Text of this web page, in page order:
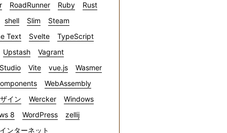
RoadRunner Ruby
Rust
shell
Slim
Steam
Text
Svelte
TypeScript
Upstash
Vagrant
Vite vue.js
Wasmer
WebAssembly
イン
Wercker
Windows
8
WordPress
zellij
ンターネット